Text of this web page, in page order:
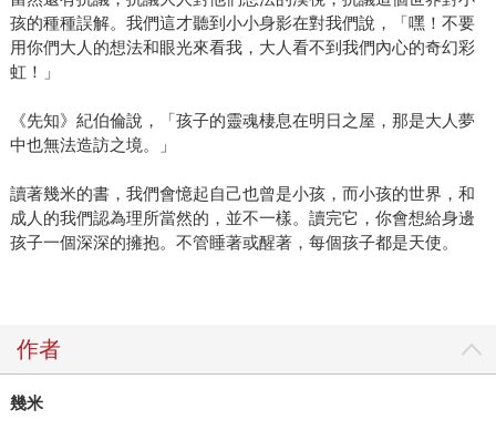
孩的種種誤解。我們這才聽到小小身影在對我們說，「嘿！不要
用你們大人的想法和眼光來看我，大人看不到我們內心的奇幻彩
虹！」
《先知》紀伯倫說，「孩子的靈魂棲息在明日之屋，那是大人夢
中也無法造訪之境。」
讀著幾米的書，我們會憶起自己也曾是小孩，而小孩的世界，和
成人的我們認為理所當然的，並不一樣。讀完它，你會想給身邊
孩子一個深深的擁抱。不管睡著或醒著，每個孩子都是天使。
作者
幾米